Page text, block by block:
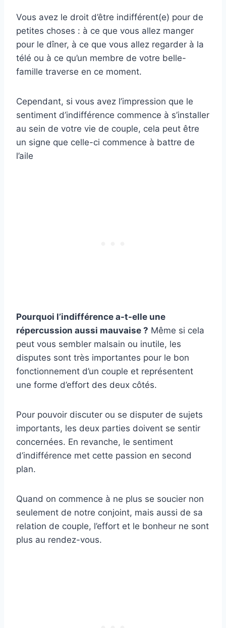
Vous avez le droit d’être indifférent(e) pour de
petites choses : à ce que vous allez manger
pour le dîner, à ce que vous allez regarder à la
télé ou à ce qu’un membre de votre belle-
famille traverse en ce moment.
Cependant, si vous avez l’impression que le
sentiment d’indifférence commence à s’installer
au sein de votre vie de couple, cela peut être
un signe que celle-ci commence à battre de
l’aile
Pourquoi l’indifférence a-t-elle une
répercussion aussi mauvaise ? Même si cela
peut vous sembler malsain ou inutile, les
disputes sont très importantes pour le bon
fonctionnement d’un couple et représentent
une forme d’effort des deux côtés.
Pour pouvoir discuter ou se disputer de sujets
importants, les deux parties doivent se sentir
concernées. En revanche, le sentiment
d’indifférence met cette passion en second
plan.
Quand on commence à ne plus se soucier non
seulement de notre conjoint, mais aussi de sa
relation de couple, l’effort et le bonheur ne sont
plus au rendez-vous.